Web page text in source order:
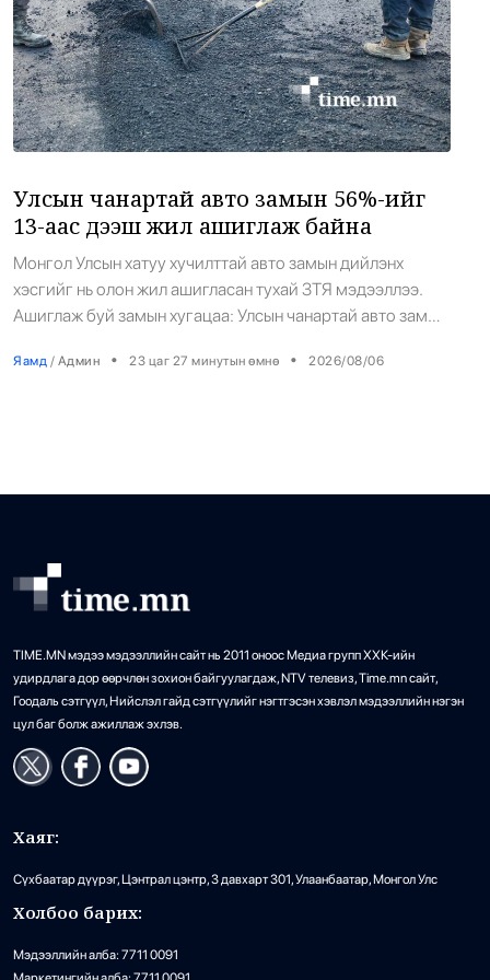
25
Манай улс 3.10 тонн алт гадаадад
гаргаад байна
Бизнес/Х. Болормаа • 22 цаг 58 минутын өмнө
Улсын чанартай авто замын 56%-ийг
13-аас дээш жил ашиглаж байна
Монгол Улсын хатуу хучилттай авто замын дийлэнх
хэсгийг нь олон жил ашигласан тухай ЗТЯ мэдээллээ.
Ашиглаж буй замын хугацаа: Улсын чанартай авто замын
засвар хийх шаардлага үүсэж байгаа аж. 1-5 жил болж
Яамд / Админ • 23 цаг 27 минутын өмнө • 2026/08/06
TIME.MN мэдээ мэдээллийн сайт нь 2011 оноос Медиа групп ХХК-ийн
удирдлага дор өөрчлөн зохион байгуулагдаж, NTV телевиз, Time.mn сайт,
Гоодаль сэтгүүл, Нийслэл гайд сэтгүүлийг нэгтгэсэн хэвлэл мэдээллийн нэгэн
цул баг болж ажиллаж эхлэв.
Хаяг:
Сүхбаатар дүүрэг, Цэнтрал цэнтр, 3 давхарт 301, Улаанбаатар, Монгол Улс
Холбоо барих:
Мэдээллийн алба: 7711 0091